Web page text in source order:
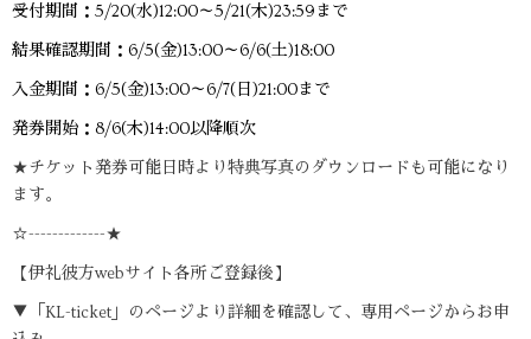
受付期間：5/20(水)12:00～5/21(木)23:59まで
結果確認期間：6/5(金)13:00～6/6(土)18:00
入金期間：6/5(金)13:00～6/7(日)21:00まで
発券開始：8/6(木)14:00以降順次
★チケット発券可能日時より特典写真のダウンロードも可能になり
ます。
☆-------------★
【伊礼彼方webサイト各所ご登録後】
▼「KL-ticket」のページより詳細を確認して、専用ページからお申